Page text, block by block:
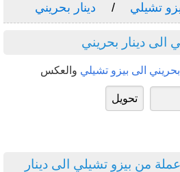
تشيلي دينار بحريني
الى دينار بحريني
بحريني الى بيزو تشيلي والعكس
من بيزو تشيلي الى دينار